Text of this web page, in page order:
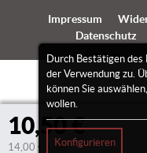
10,50 €
14,00 €/Liter
Durch Bestätigen
der Verwendung zu.
können Sie
wollen.
Konfigurieren
Impressum
Datenschutz